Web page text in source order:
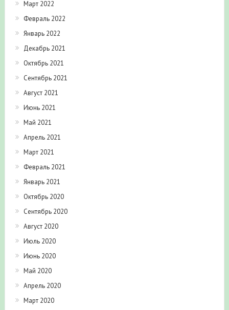
Март 2022
Февраль 2022
Январь 2022
Декабрь 2021
Октябрь 2021
Сентябрь 2021
Август 2021
Июнь 2021
Май 2021
Апрель 2021
Март 2021
Февраль 2021
Январь 2021
Октябрь 2020
Сентябрь 2020
Август 2020
Июль 2020
Июнь 2020
Май 2020
Апрель 2020
Март 2020